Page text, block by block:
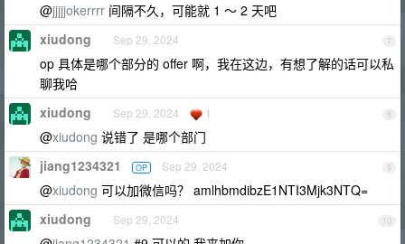
@jjjjjokerrrr 间隔不久，可能就 1 ～ 2 天吧
7
xiudong Sep 29, 2024
op 具体是哪个部分的 offer 啊，我在这边，有想了解的话可以私
聊我哈
8
xiudong Sep 29, 2024 1
@xiudong 说错了 是哪个部门
9
jiang1234321 OP Sep 29, 2024
@xiudong 可以加微信吗？ amlhbmdibzE1NTI3Mjk3NTQ=
10
xiudong Sep 29, 2024